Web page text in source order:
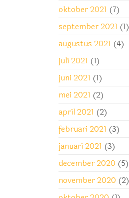
oktober 2021 (7)
september 2021 (1)
augustus 2021 (4)
juli 2021 (1)
juni 2021 (1)
mei 2021 (2)
april 2021 (2)
februari 2021 (3)
januari 2021 (3)
december 2020 (5)
november 2020 (2)